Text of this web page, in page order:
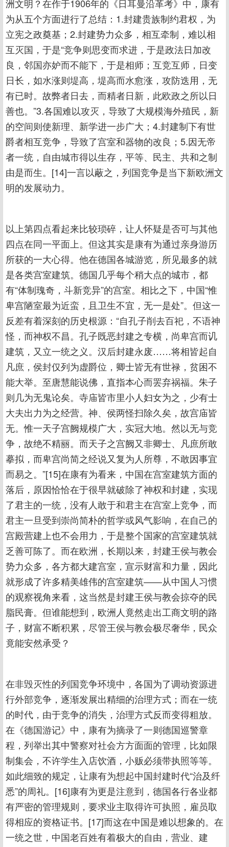
洲文明？在作于1906年的《日耳曼沿革考》中，康有
为从五个方面进行了总结：1.封建贵族制约君权，为
立宪之政奠基；2.封建势力众多，相互牵制，难以相
互灭国，于是“竞争则思变而求进，于是政法日加改
良，邻国亦妒而不能下，于是相师；互竞互师，日变
日长，如水涨则堤高，堤高而水愈涨，攻防迭用，无
有已时。故弊者日去，而精者日新，此欧政之所以日
善也。”3.各国难以攻灭，导致了大规模海外殖民，新
的空间则使新理、新学进一步广大；4.封建制下有世
爵者相互竞争，导致了宫室和器物的改良；5.因无帝
者一统，自由城市得以生存，平等、民主、共和之制
由是而生。[14]一言以蔽之，列国竞争是当下新欧洲文
明的发展动力。
以上第四点看起来比较琐碎，让人怀疑是否可与其他
四点在同一平面上。但这其实是康有为通过亲身游历
所获的一大心得。他在德国各城游览，所见最多的就
是各类宫室建筑。德国几乎每个稍大点的城市，都
有“体制瑰奇，斗新竞异”的宫室。相比之下，中国“惟
卑宫陋室最为近蛮，且卫生不宜，无一是处”。但这一
反差有着深刻的历史根源：“自孔子削去百祀，不语神
怪，而神权不昌。孔子既恶封建之专横，尚卑宫而讥
建筑，又立一统之义。汉后封建永废……将相皆起自
凡庶，侯封仅列为虚爵位，卿士皆无有世禄，贫困不
能大举。至唐慧能说佛，直指本心而罢弃祸福。朱子
则几为无鬼论矣。寺庙皆市里小人妇女为之，少有士
大夫出力为之经营。神、侯两怪扫除久矣，故宫庙皆
无。惟一天子宫阙规模广大，实冠大地。然以无与竞
争，故绝不精丽。而天子之宫阙又非卿士、凡庶所敢
摹拟，而卑宫尚简之经说又复为人所尊，不敢因事宜
而易之。”[15]在康有为看来，中国在宫室建筑方面的
落后，原因恰恰在于很早就破除了神权和封建，实现
了君主的一统，没有人敢于和君主在宫室上竞争，而
君主一旦受到崇尚简朴的哲学或风气影响，在自己的
宫殿营建上也不会用力，于是整个国家的宫室建筑就
乏善可陈了。而在欧洲，长期以来，封建王侯与教会
势力众多，各方都大建宫室，宣示财富和力量，因此
就形成了许多精美雄伟的宫室建筑——从中国人习惯
的观察视角来看，这当然是封建王侯与教会掠夺的民
脂民膏。但谁能想到，欧洲人竟然走出工商文明的路
子，财富不断积累，尽管王侯与教会极尽奢华，民众
竟能安然承受？
在非毁灭性的列国竞争环境中，各国为了调动资源进
行外部竞争，逐渐发展出精细的治理方式；而在一统
的时代，由于竞争的消失，治理方式反而变得粗放。
在《德国游记》中，康有为摘录了一则德国巡警章
程，列举出其中警察对社会方方面面的管理，比如限
制集会，不许学生入店饮酒，小贩必须带执照等等。
如此细致的规定，让康有为想起中国封建时代“治及纤
悉”的周礼。[16]康有为更是注意到，德国各行各业都
有严密的管理规则，要求业主取得许可执照，雇员取
得相应的资格证书。[17]而这在中国是难以想象的。在
一统之世，中国老百姓有着极大的自由，营业、建